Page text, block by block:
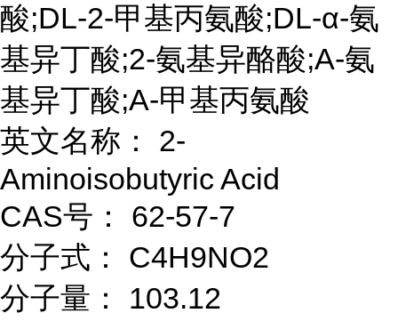
酸;DL-2-甲基丙氨酸;DL-α-氨
基异丁酸;2-氨基异酪酸;Α-氨
基异丁酸;Α-甲基丙氨酸
英文名称： 2-
Aminoisobutyric Acid
CAS号： 62-57-7
分子式： C4H9NO2
分子量： 103.12